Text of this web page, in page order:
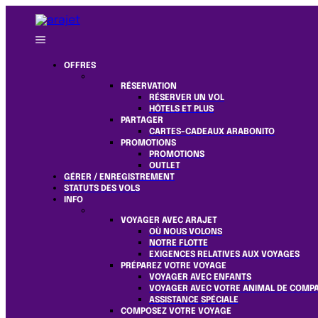
OFFRES
RÉSERVATION
RÉSERVER UN VOL
HÔTELS ET PLUS
PARTAGER
CARTES-CADEAUX ARABONITO
PROMOTIONS
PROMOTIONS
OUTLET
GÉRER / ENREGISTREMENT
STATUTS DES VOLS
INFO
VOYAGER AVEC ARAJET
OÙ NOUS VOLONS
NOTRE FLOTTE
EXIGENCES RELATIVES AUX VOYAGES
PRÉPAREZ VOTRE VOYAGE
VOYAGER AVEC ENFANTS
VOYAGER AVEC VOTRE ANIMAL DE
ASSISTANCE SPÉCIALE
COMPOSEZ VOTRE VOYAGE